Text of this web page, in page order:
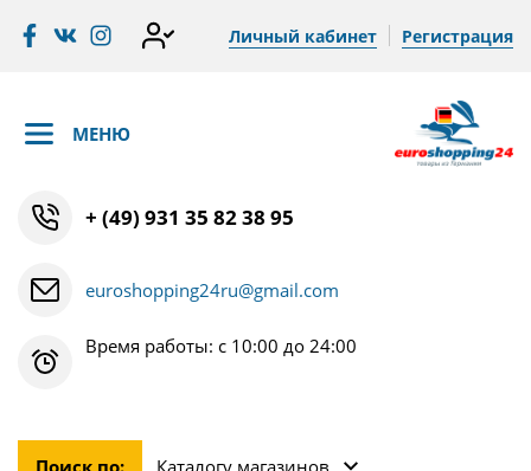
Личный кабинет Регистрация
МЕНЮ
+ (49) 931 35 82 38 95
euroshopping24ru@gmail.com
Время работы: с 10:00 до 24:00